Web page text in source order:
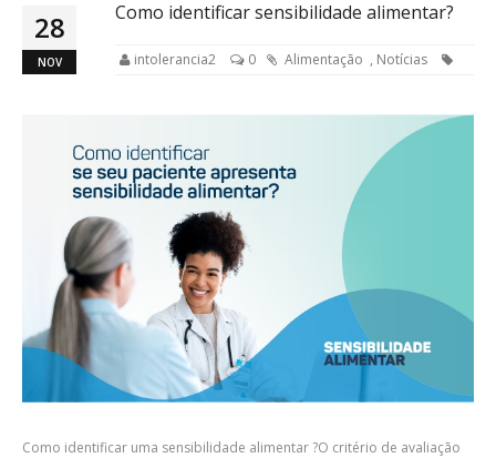
28
NOV
Como identificar sensibilidade alimentar?
intolerancia2 0 Alimentação , Notícias
Como identificar uma sensibilidade alimentar ?O critério de avaliação